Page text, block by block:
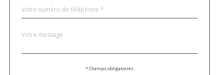
*
Fieldset
Message
*
* Champs obligatoires